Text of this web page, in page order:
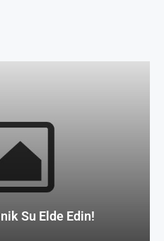
Su Elde Edin!